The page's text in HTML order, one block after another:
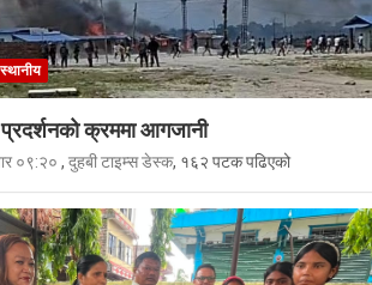
स्थानीय
क्रममा आगजानी
०९:२० , दुहबी टाइम्स डेस्क, १६२ पटक पढिएको